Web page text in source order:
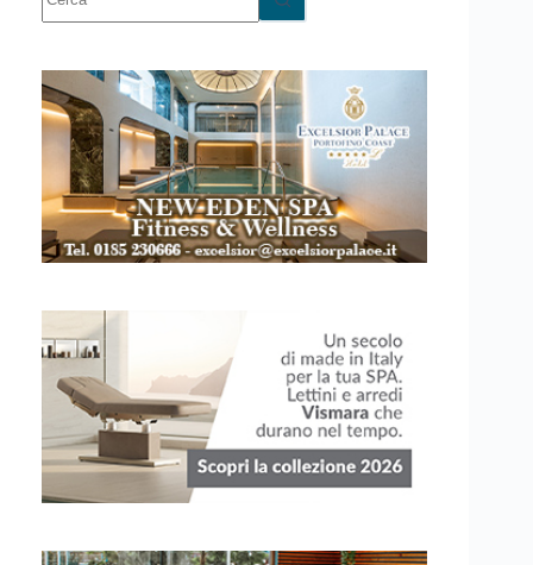
risultato